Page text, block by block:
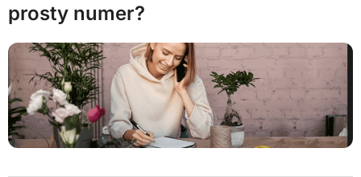
prosty numer?